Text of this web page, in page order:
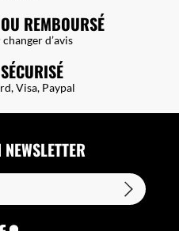
REMBOURSÉ
d’avis
Visa, Paypal